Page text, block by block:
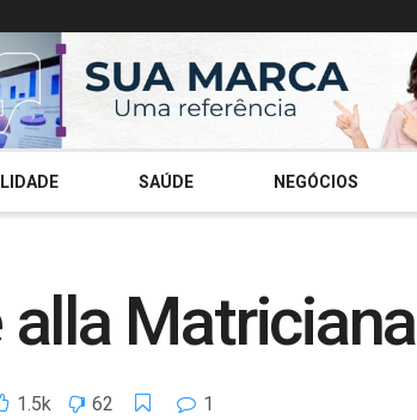
SAÚDE NEGÓCIOS
alla Matriciana
1.5k 62 1